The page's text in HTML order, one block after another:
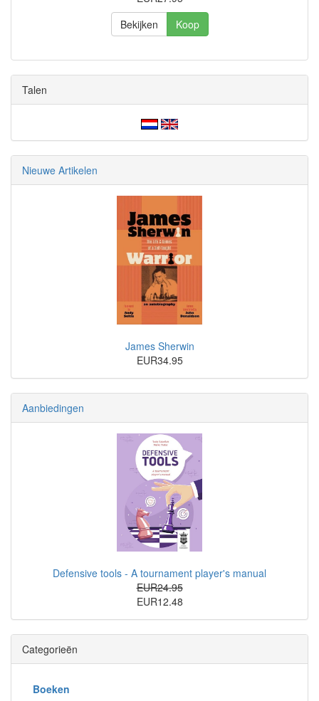
Bekijken
Koop
Talen
Nieuwe Artikelen
James Sherwin
EUR34.95
Aanbiedingen
Defensive tools - A tournament player's manual
EUR24.95
EUR12.48
Categorieën
Boeken